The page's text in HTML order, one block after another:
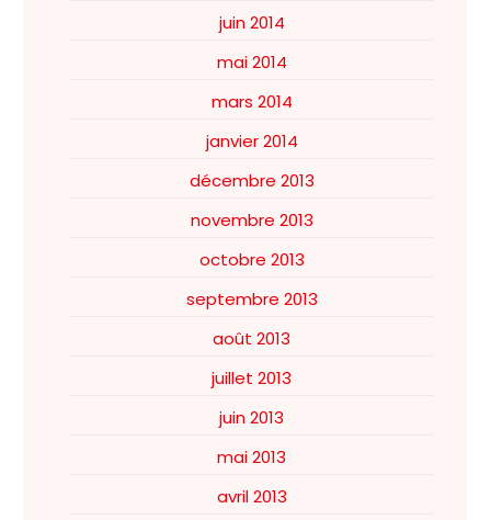
juin 2014
mai 2014
mars 2014
janvier 2014
décembre 2013
novembre 2013
octobre 2013
septembre 2013
août 2013
juillet 2013
juin 2013
mai 2013
avril 2013